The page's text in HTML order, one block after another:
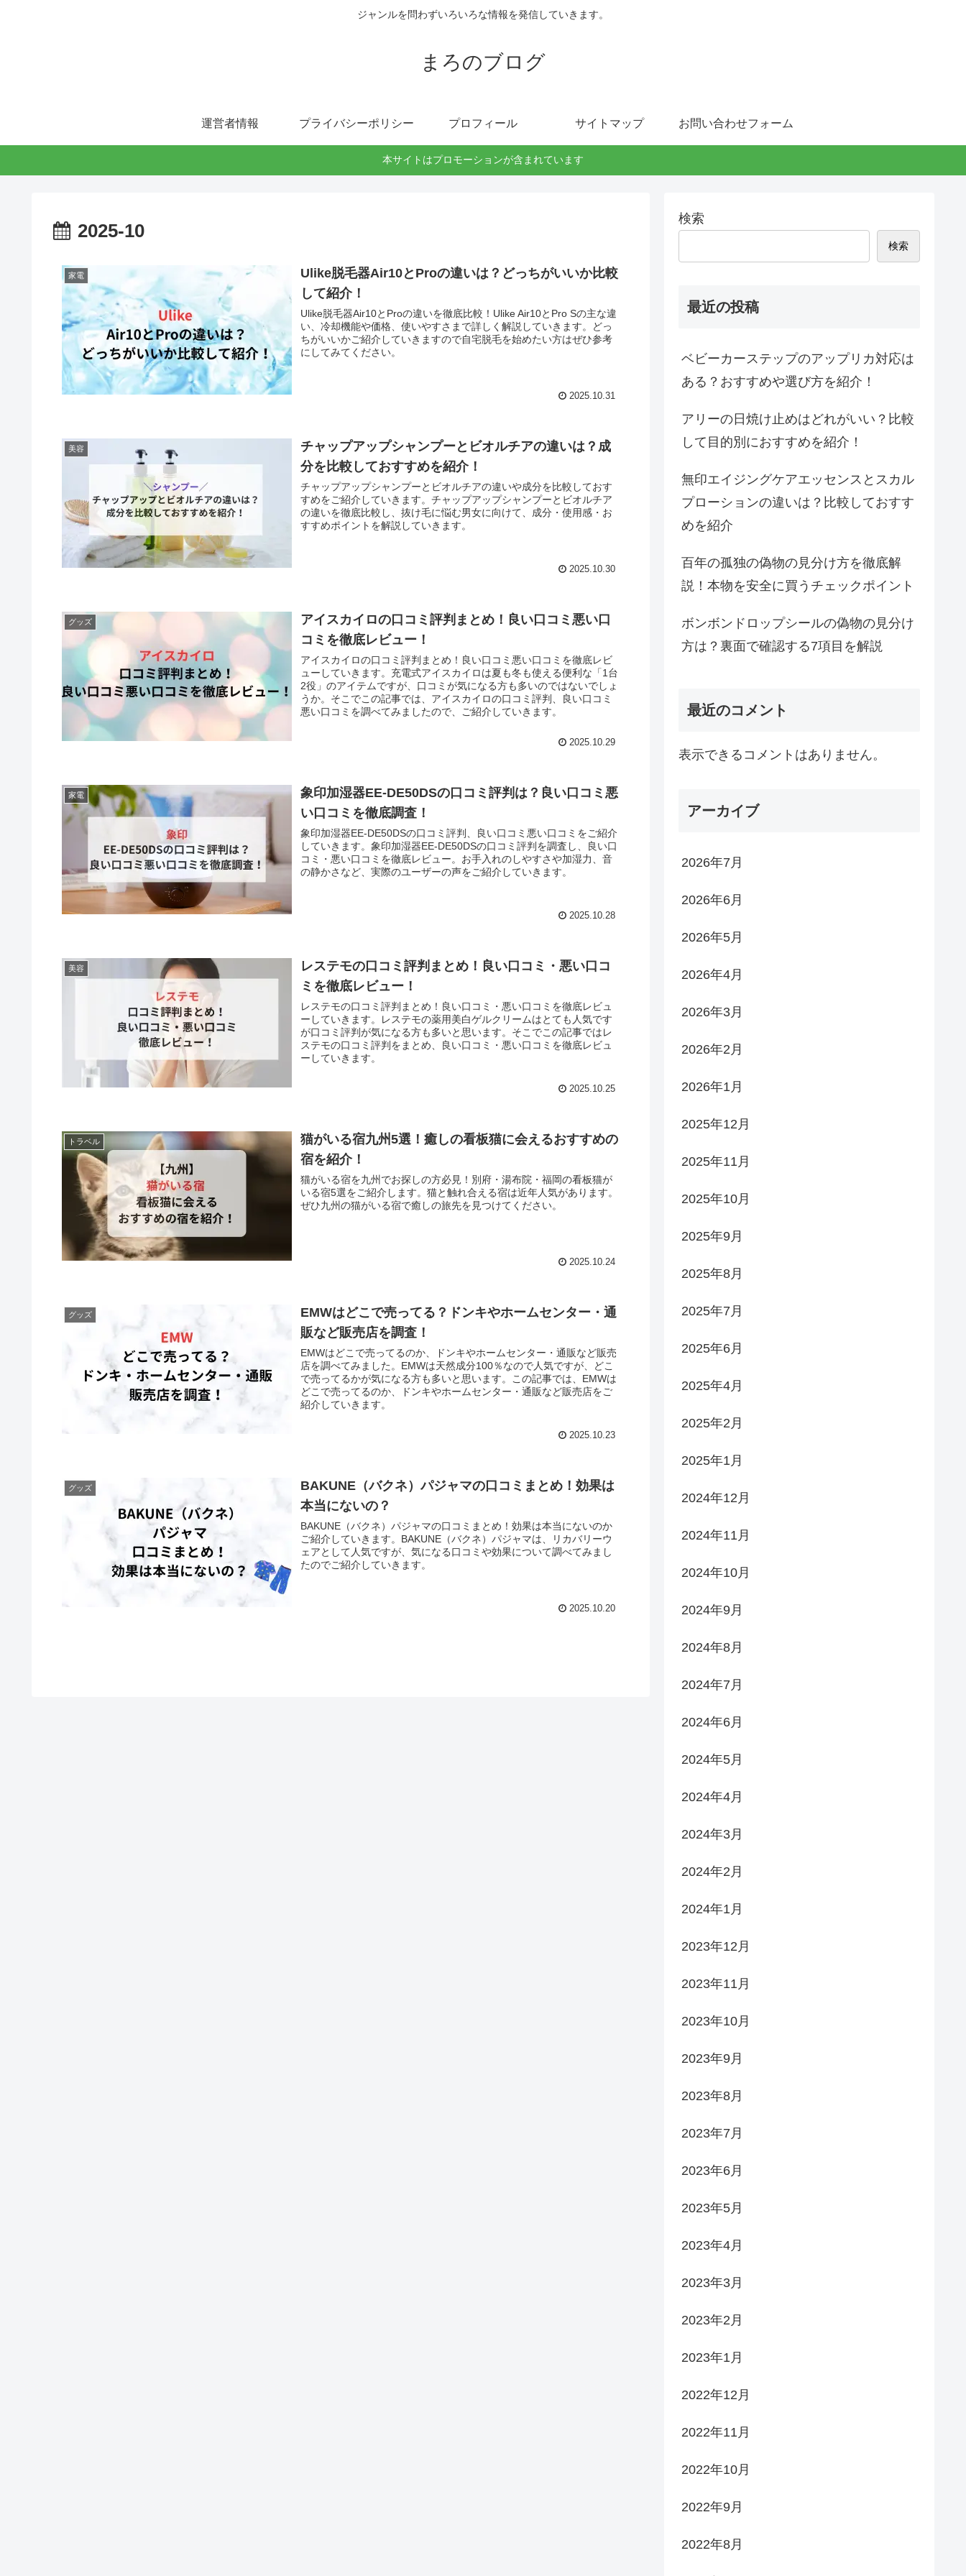
ジャンルを問わずいろいろな情報を発信していきます。
まろのブログ
運営者情報 プライバシーポリシー プロフィール サイトマップ お問い合わせフォーム
本サイトはプロモーションが含まれています
2025-10
家電
Ulike脱毛器Air10とProの違いは？どっちがいいか比較
して紹介！
Ulike脱毛器Air10とProの違いを徹底比較！Ulike Air10とPro Sの主な違
い、冷却機能や価格、使いやすさまで詳しく解説していきます。どっ
ちがいいかご紹介していきますので自宅脱毛を始めたい方はぜひ参考
にしてみてください。
2025.10.31
美容
チャップアップシャンプーとビオルチアの違いは？成
分を比較しておすすめを紹介！
チャップアップシャンプーとビオルチアの違いや成分を比較しておす
すめをご紹介していきます。チャップアップシャンプーとビオルチア
の違いを徹底比較し、抜け毛に悩む男女に向けて、成分・使用感・お
すすめポイントを解説していきます。
2025.10.30
グッズ
アイスカイロの口コミ評判まとめ！良い口コミ悪い口
コミを徹底レビュー！
アイスカイロの口コミ評判まとめ！良い口コミ悪い口コミを徹底レビ
ューしていきます。充電式アイスカイロは夏も冬も使える便利な「1台
2役」のアイテムですが、口コミが気になる方も多いのではないでしょ
うか。そこでこの記事では、アイスカイロの口コミ評判、良い口コミ
悪い口コミを調べてみましたので、ご紹介していきます。
2025.10.29
家電
象印加湿器EE-DE50DSの口コミ評判は？良い口コミ悪
い口コミを徹底調査！
象印加湿器EE-DE50DSの口コミ評判、良い口コミ悪い口コミをご紹介
していきます。象印加湿器EE-DE50DSの口コミ評判を調査し、良い口
コミ・悪い口コミを徹底レビュー。お手入れのしやすさや加湿力、音
の静かさなど、実際のユーザーの声をご紹介していきます。
2025.10.28
美容
レステモの口コミ評判まとめ！良い口コミ・悪い口コ
ミを徹底レビュー！
レステモの口コミ評判まとめ！良い口コミ・悪い口コミを徹底レビュ
ーしていきます。レステモの薬用美白ゲルクリームはとても人気です
が口コミ評判が気になる方も多いと思います。そこでこの記事ではレ
ステモの口コミ評判をまとめ、良い口コミ・悪い口コミを徹底レビュ
ーしていきます。
2025.10.25
トラベル
猫がいる宿九州5選！癒しの看板猫に会えるおすすめの
宿を紹介！
猫がいる宿を九州でお探しの方必見！別府・湯布院・福岡の看板猫が
いる宿5選をご紹介します。猫と触れ合える宿は近年人気があります。
ぜひ九州の猫がいる宿で癒しの旅先を見つけてください。
2025.10.24
グッズ
EMWはどこで売ってる？ドンキやホームセンター・通
販など販売店を調査！
EMWはどこで売ってるのか、ドンキやホームセンター・通販など販売
店を調べてみました。EMWは天然成分100％なので人気ですが、どこ
で売ってるかが気になる方も多いと思います。この記事では、EMWは
どこで売ってるのか、ドンキやホームセンター・通販など販売店をご
紹介していきます。
2025.10.23
グッズ
BAKUNE（バクネ）パジャマの口コミまとめ！効果は
本当にないの？
BAKUNE（バクネ）パジャマの口コミまとめ！効果は本当にないのか
ご紹介していきます。BAKUNE（バクネ）パジャマは、リカバリーウ
ェアとして人気ですが、気になる口コミや効果について調べてみまし
たのでご紹介していきます。
2025.10.20
検索
検索
最近の投稿
ベビーカーステップのアップリカ対応は
ある？おすすめや選び方を紹介！
アリーの日焼け止めはどれがいい？比較
して目的別におすすめを紹介！
無印エイジングケアエッセンスとスカル
プローションの違いは？比較しておすす
めを紹介
百年の孤独の偽物の見分け方を徹底解
説！本物を安全に買うチェックポイント
ボンボンドロップシールの偽物の見分け
方は？裏面で確認する7項目を解説
最近のコメント
表示できるコメントはありません。
アーカイブ
2026年7月
2026年6月
2026年5月
2026年4月
2026年3月
2026年2月
2026年1月
2025年12月
2025年11月
2025年10月
2025年9月
2025年8月
2025年7月
2025年6月
2025年4月
2025年2月
2025年1月
2024年12月
2024年11月
2024年10月
2024年9月
2024年8月
2024年7月
2024年6月
2024年5月
2024年4月
2024年3月
2024年2月
2024年1月
2023年12月
2023年11月
2023年10月
2023年9月
2023年8月
2023年7月
2023年6月
2023年5月
2023年4月
2023年3月
2023年2月
2023年1月
2022年12月
2022年11月
2022年10月
2022年9月
2022年8月